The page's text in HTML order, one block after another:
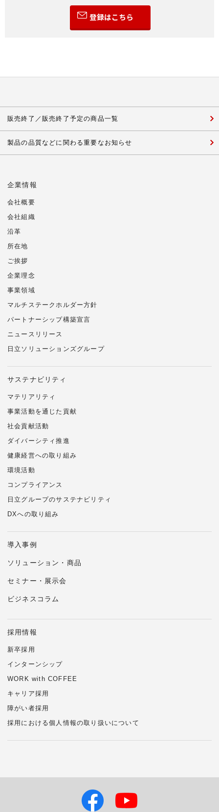
登録はこちら
販売終了／販売終了予定の商品一覧
製品の品質などに関わる重要なお知らせ
企業情報
会社概要
会社組織
沿革
所在地
ご挨拶
企業理念
事業領域
マルチステークホルダー方針
パートナーシップ構築宣言
ニュースリリース
日立ソリューションズグループ
サステナビリティ
マテリアリティ
事業活動を通じた貢献
社会貢献活動
ダイバーシティ推進
健康経営への取り組み
環境活動
コンプライアンス
日立グループのサステナビリティ
DXへの取り組み
導入事例
ソリューション・商品
セミナー・展示会
ビジネスコラム
採用情報
新卒採用
インターンシップ
WORK with COFFEE
キャリア採用
障がい者採用
採用における個人情報の取り扱いについて